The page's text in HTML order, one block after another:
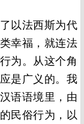
以法西斯为代
幸福，就连法
为。从这个角
是广义的。我
语语境里，由
民俗行为，以